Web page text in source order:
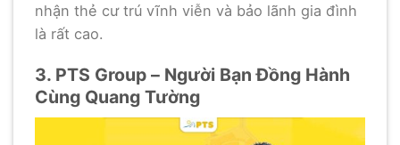
nhận thẻ cư trú vĩnh viễn và bảo lãnh gia đình
là rất cao.
3. PTS Group – Người Bạn Đồng Hành
Cùng Quang Tường